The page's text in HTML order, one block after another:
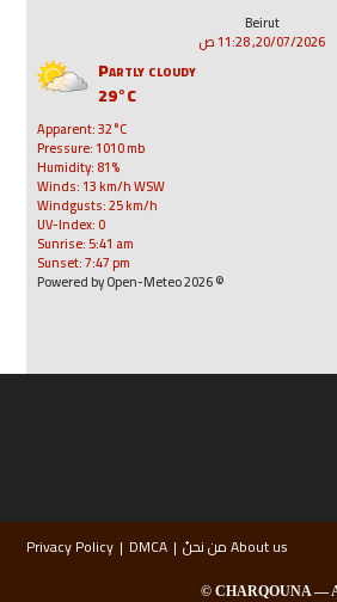
Beirut
20/07/2026, 11:28 ص
Partly cloudy
29°C
Apparent: 32°C
Pressure: 1010 mb
Humidity: 81%
Winds: 13 km/h WSW
Windgusts: 25 km/h
UV-Index: 0
Sunrise: 5:41 am
Sunset: 7:47 pm
© 2026 Powered by Open-Meteo
About us من نحنُ DMCA
Privacy Policy